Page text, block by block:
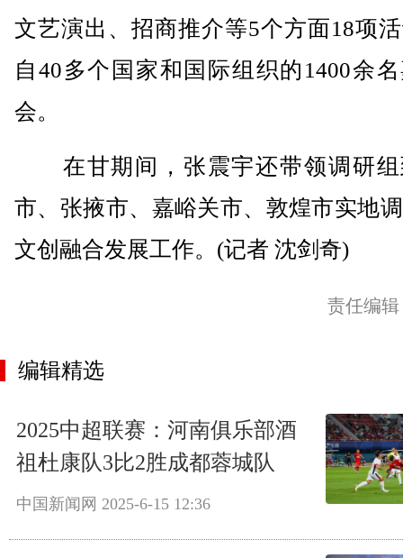
文艺演出、招商推介等5个方面18项
自40多个国家和国际组织的1400余
会。
在甘期间，张震宇还带领调研组
市、张掖市、嘉峪关市、敦煌市实地
文创融合发展工作。(记者 沈剑奇)
责任编
编辑精选
2025中超联赛：河南俱乐部酒
祖杜康队3比2胜成都蓉城队
中国新闻网 2025-6-15 12:36